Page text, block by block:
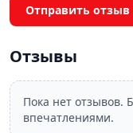
Отправить отзыв
Отзывы
Пока нет отзывов.
впечатлениями.